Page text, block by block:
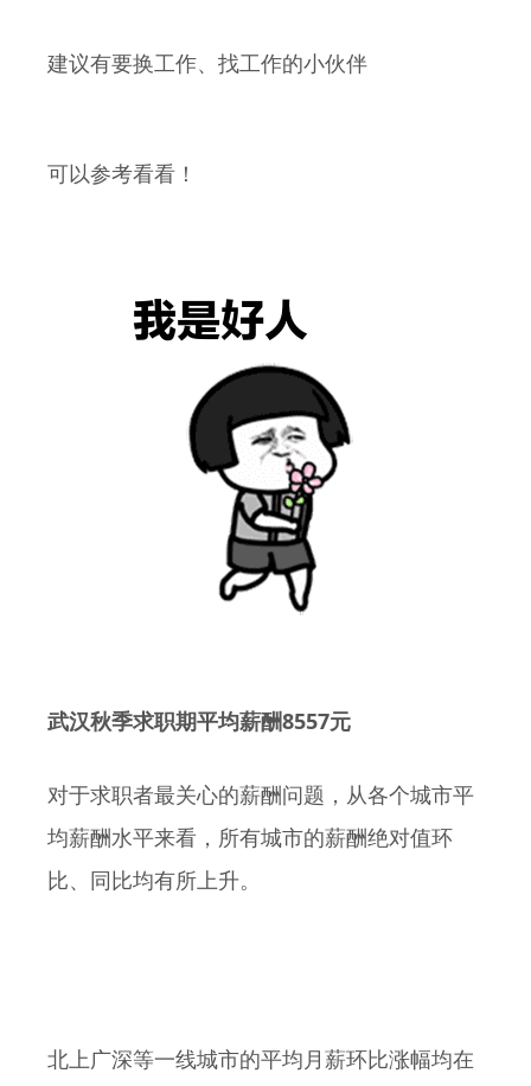
建议有要换工作、找工作的小伙伴
可以参考看看！
武汉秋季求职期平均薪酬8557元
对于求职者最关心的薪酬问题，从各个城市平
均薪酬水平来看，所有城市的薪酬绝对值环
比、同比均有所上升。
北上广深等一线城市的平均月薪环比涨幅均在